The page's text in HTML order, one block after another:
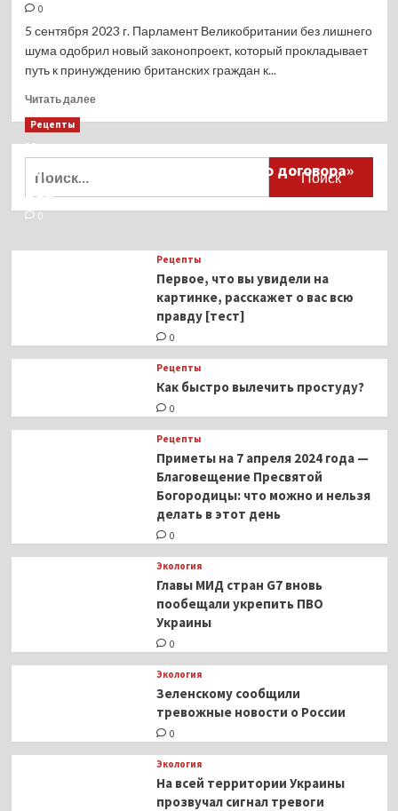
0
5 сентября 2023 г. Парламент Великобритании без лишнего
шума одобрил новый законопроект, который прокладывает
путь к принуждению британских граждан к...
Читать далееПрочитать
Почему
навязать
всем
счетчики?
Рецепты
Миллионы японцев восстают против
тиранического «Пандемического договора»
ВОЗ
0
Рецепты
Первое, что вы увидели на
картинке, расскажет о вас всю
правду [тест]
0
Рецепты
Как быстро вылечить простуду?
0
Рецепты
Приметы на 7 апреля 2024 года —
Благовещение Пресвятой
Богородицы: что можно и нельзя
делать в этот день
0
Экология
Главы МИД стран G7 вновь
пообещали укрепить ПВО
Украины
0
Экология
Зеленскому сообщили
тревожные новости о России
0
Экология
На всей территории Украины
прозвучал сигнал тревоги